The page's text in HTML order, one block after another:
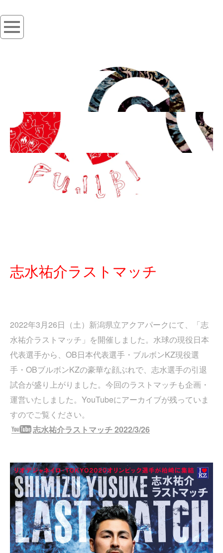
志水祐介ラストマッチ
2022年3月26日（土）新潟県立アクアパークにて、「志
水祐介ラストマッチ」を開催しました。水球の現役日本
代表選手から、OB日本代表選手・ブルボンKZ現役選
手・OBブルボンKZの豪華な顔ぶれで、志水選手の引退
試合が盛り上がりました。今回のラストマッチも企画・
運営いたしました。YouTubeにアーカイブが残っていま
すのでご覧ください。
志水祐介ラストマッチ 2022/3/26